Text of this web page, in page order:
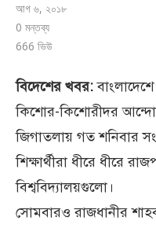
আগ ৬, ২০১৮
0 মন্তব্য
666 ভিউ
বিদেশের খবর:
কিশোর-কিশোরীদর
জিগাতলায় গত শনিবার
শিক্ষার্থীরা ধীরে ধীরে
বিশ্ববিদ্যালয়গুলো।
সোমবারও রাজধানীর